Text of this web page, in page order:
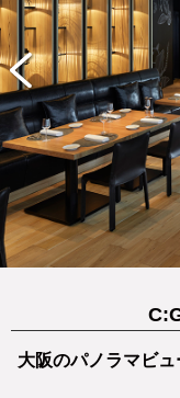
大阪のパノラマビ